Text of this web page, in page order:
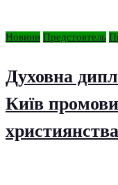
Новини Предстоятель
Духовна
Київ
християнства